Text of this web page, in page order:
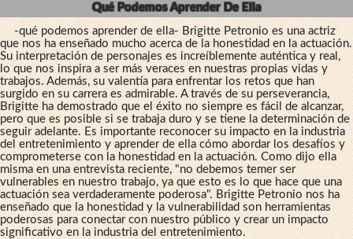
Qué Podemos Aprender De Ella
-qué podemos aprender de ella- Brigitte Petronio es una actriz
que nos ha enseñado mucho acerca de la honestidad en la actuación.
Su interpretación de personajes es increíblemente auténtica y real,
lo que nos inspira a ser más veraces en nuestras propias vidas y
trabajos. Además, su valentía para enfrentar los retos que han
surgido en su carrera es admirable. A través de su perseverancia,
Brigitte ha demostrado que el éxito no siempre es fácil de alcanzar,
pero que es posible si se trabaja duro y se tiene la determinación de
seguir adelante. Es importante reconocer su impacto en la industria
del entretenimiento y aprender de ella cómo abordar los desafíos y
comprometerse con la honestidad en la actuación. Como dijo ella
misma en una entrevista reciente, "no debemos temer ser
vulnerables en nuestro trabajo, ya que esto es lo que hace que una
actuación sea verdaderamente poderosa". Brigitte Petronio nos ha
enseñado que la honestidad y la vulnerabilidad son herramientas
poderosas para conectar con nuestro público y crear un impacto
significativo en la industria del entretenimiento.